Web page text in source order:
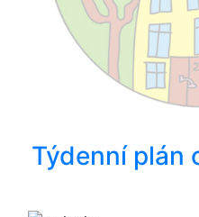
Týdenní plán